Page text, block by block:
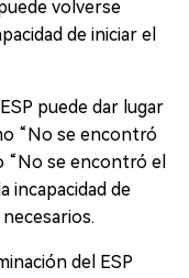
volverse
de iniciar el
puede dar lugar
“No se encontró
“No se encontró el
incapacidad de
del ESP